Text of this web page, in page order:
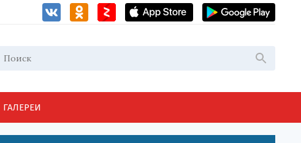
ГАЛЕРЕИ